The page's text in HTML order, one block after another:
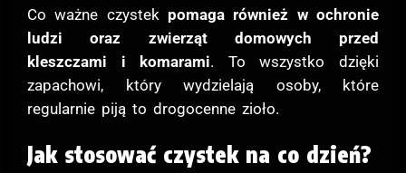
Co ważne czystek pomaga również w ochronie
ludzi oraz zwierząt domowych przed
kleszczami i komarami. To wszystko dzięki
zapachowi, który wydzielają osoby, które
regularnie piją to drogocenne zioło.
Jak stosować czystek na co dzień?